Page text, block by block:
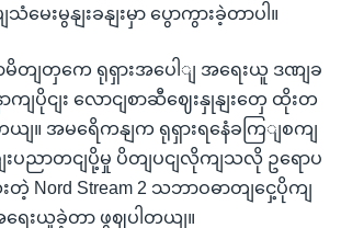
မေးမွနျးခနျးမှာ ပွောကွားခဲ့တာပါ။
တျတှကေ ရုရှားအပေါျ အရေးယူ ဒဏျခ
ကျပိုငျး လောငျစာဆီဈေးနှုနျးတှေ ထိုးတ
ျ။ အမရေိကနျက ရုရှားရနေံခကြျစကျ
ပညာတငျပို့မှု ပိတျပငျလိုကျသလို ဥရောပ
Nord Stream 2 သဘာဝဓာတျငှေ့ပိုကျ
ေးယူခဲ့တာ ဖွဈပါတယျ။